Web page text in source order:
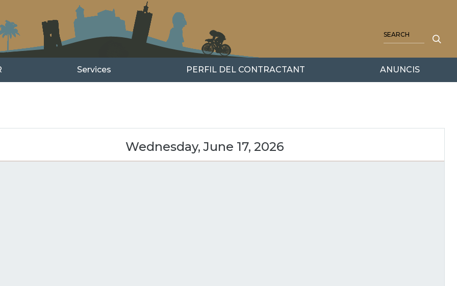
Services PERFIL DEL CONTRACTANT ANUNCIS
Wednesday, June 17, 2026